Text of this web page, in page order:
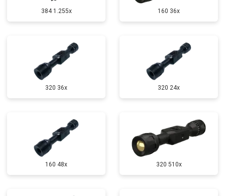
384 1.255х 160 36x
320 36x 320 24x
160 48x 320 510x